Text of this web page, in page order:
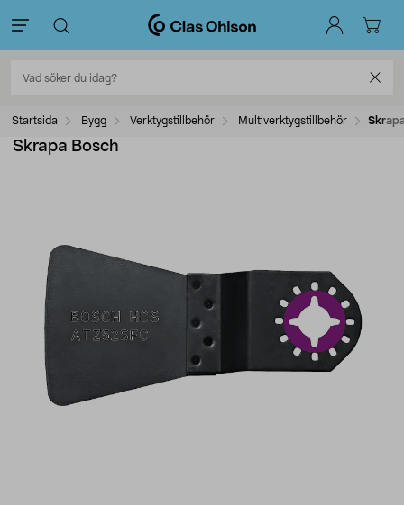
Startsida Bygg Verktygstillbehör Multiverktygstillbehör
Skrapa Bosch